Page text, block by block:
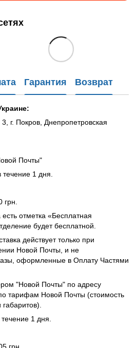
Гарантия Возврат
г. Покров, Днепропетровская
Почты"
1 дня.
грн.
отметка «Бесплатная
будет бесплатной.
действует только при
Новой Почты, и не
оформленные в Оплату Частями
"Новой Почты" по адресу
тарифам Новой Почты (стоимость
1 дня.